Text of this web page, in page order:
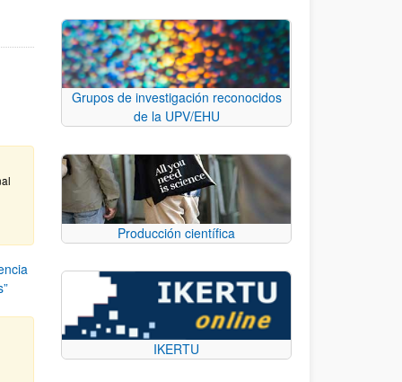
Grupos de investigación reconocidos
de la UPV/EHU
Producción científica
IKERTU